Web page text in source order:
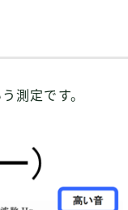
測定です。